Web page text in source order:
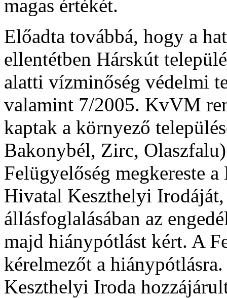
magas értékét.
Előadta továbbá, hogy a
ellentétben Hárskút
alatti vízminőség védelmi
valamint 7/2005. KvVM
kaptak a környező
Bakonybél, Zirc,
Felügyelőség megkereste
Hivatal Keszthelyi Irodáját,
állásfoglalásában az
majd hiánypótlást kért. A
kérelmezőt a
Keszthelyi Iroda